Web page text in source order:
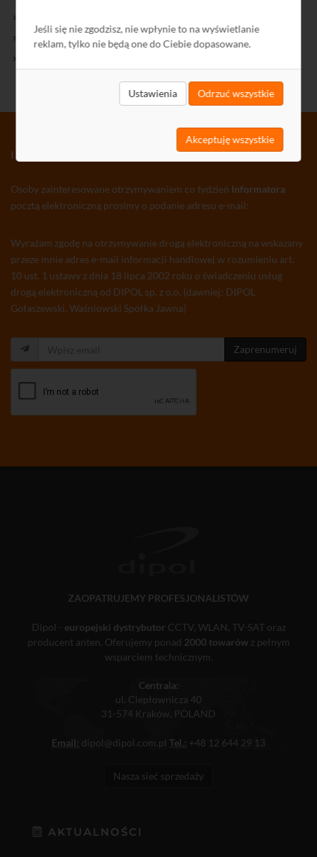
Jeśli się nie zgodzisz, nie wpłynie to na wyświetlanie
reklam, tylko nie będą one do Ciebie dopasowane.
Ustawienia Odrzuć wszystkie
Akceptuję wszystkie
Polityka Prywatności
INFORMATOR TV-SAT CCTV WLAN
Osoby zainteresowane otrzymywaniem co tydzień Informatora
pocztą elektroniczną prosimy o podanie adresu e-mail:
Wyrażam zgodę na otrzymywanie drogą elektroniczną na wskazany
przeze mnie adres e-mail informacji handlowej w rozumieniu art.
10 ust. 1 ustawy z dnia 18 lipca 2002 roku o świadczeniu usług
drogą elektroniczną od DIPOL sp. z o.o. (dawniej: DIPOL
Gołaszewski, Waśniowski Spółka Jawna)
Zaprenumeruj
ZAOPATRUJEMY PROFESJONALISTÓW
Dipol - europejski dystrybutor CCTV, WLAN, TV-SAT oraz
producent anten. Oferujemy ponad 2000 towarówz pełnym
wsparciem technicznym.
Centrala:
ul. Ciepłownicza 40
31-574 Kraków, POLAND
Email: dipol@dipol.com.pl Tel.: +48 12 644 29 13
Nasza sieć sprzedaży
AKTUALNOŚCI